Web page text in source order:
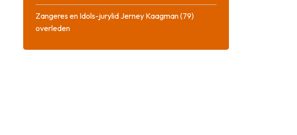
Zangeres en Idols-jurylid Jerney Kaagman (79)
overleden